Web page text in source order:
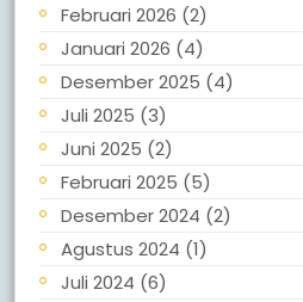
Februari 2026 (2)
Januari 2026 (4)
Desember 2025 (4)
Juli 2025 (3)
Juni 2025 (2)
Februari 2025 (5)
Desember 2024 (2)
Agustus 2024 (1)
Juli 2024 (6)